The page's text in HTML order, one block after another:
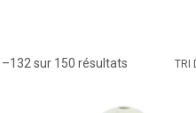
sur 150 résultats
plus
TRI